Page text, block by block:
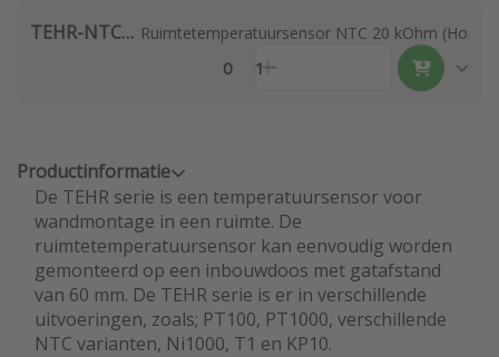
TEHR-NTC20 Ruimtetemperatuursensor NTC 20 kOhm
0 1
Productinformatie
De TEHR serie is een temperatuursensor voor
wandmontage in een ruimte. De
ruimtetemperatuursensor kan eenvoudig worden
gemonteerd op een inbouwdoos met gatafstand
van 60 mm. De TEHR serie is er in verschillende
uitvoeringen, zoals; PT100, PT1000, verschillende
NTC varianten, Ni1000, T1 en KP10.